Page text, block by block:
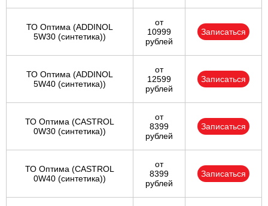
ТО Оптима (ADDINOL
5W30 (синтетика))
от
10999
рублей
Записаться
ТО Оптима (ADDINOL
5W40 (синтетика))
от
12599
рублей
Записаться
ТО Оптима (CASTROL
0W30 (синтетика))
от
8399
рублей
Записаться
ТО Оптима (CASTROL
0W40 (синтетика))
от
8399
рублей
Записаться